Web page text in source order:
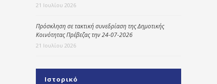
21 Ιουλίου 2026
Πρόσκληση σε τακτική συνεδρίαση της Δημοτικής
Κοινότητας Πρέβεζας την 24-07-2026
21 Ιουλίου 2026
Ιστορικό